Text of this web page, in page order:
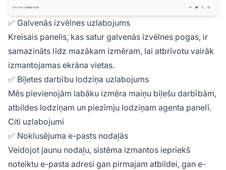
✅ Galvenās izvēlnes uzlabojums
Kreisais panelis, kas satur galvenās izvēlnes pogas, ir
samazināts līdz mazākam izmēram, lai atbrīvotu vairāk
izmantojamas ekrāna vietas.
✅ Biļetes darbību lodziņa uzlabojums
Mēs pievienojām labāku izmēra maiņu biļešu darbībām,
atbildes lodziņam un piezīmju lodziņam agenta panelī.
Citi uzlabojumi
✅ Noklusējuma e-pasts nodaļās
Veidojot jaunu nodaļu, sistēma izmantos iepriekš
noteiktu e-pasta adresi gan pirmajam atbildei, gan e-